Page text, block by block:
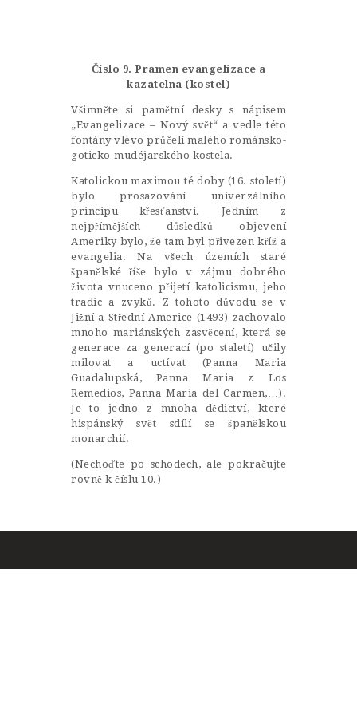
BENALMÁDENA
INICIO
HISTORIA
CONSTRUCCIÓN
FOTOS
Číslo 9. Pramen evangelizace a
kazatelna (kostel)
Všimněte si pamětní desky s nápisem
„Evangelizace – Nový svět“ a vedle této
fontány vlevo průčelí malého románsko-
goticko-mudéjarského kostela.
Katolickou maximou té doby (16. století)
bylo prosazování univerzálního
principu křesťanství. Jedním z
nejpřímějších důsledků objevení
Ameriky bylo, že tam byl přivezen kříž a
evangelia. Na všech územích staré
španělské říše bylo v zájmu dobrého
života vnuceno přijetí katolicismu, jeho
tradic a zvyků. Z tohoto důvodu se v
Jižní a Střední Americe (1493) zachovalo
mnoho mariánských zasvěcení, která se
generace za generací (po staletí) učily
milovat a uctívat (Panna Maria
Guadalupská, Panna Maria z Los
Remedios, Panna Maria del Carmen,…).
Je to jedno z mnoha dědictví, které
hispánský svět sdílí se španělskou
monarchií.
(Nechoďte po schodech, ale pokračujte
rovně k číslu 10.)